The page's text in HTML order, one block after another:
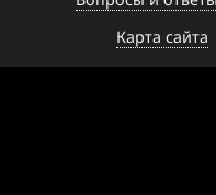
Карта сайта